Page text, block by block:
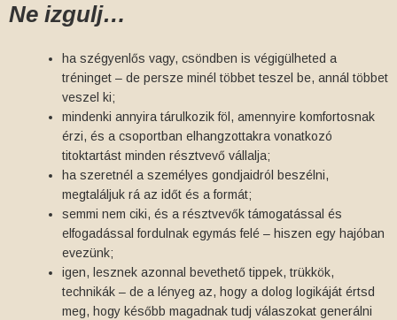
Ne izgulj…
ha szégyenlős vagy, csöndben is végigülheted a
tréninget – de persze minél többet teszel be, annál többet
veszel ki;
mindenki annyira tárulkozik föl, amennyire komfortosnak
érzi, és a csoportban elhangzottakra vonatkozó
titoktartást minden résztvevő vállalja;
ha szeretnél a személyes gondjaidról beszélni,
megtaláljuk rá az időt és a formát;
semmi nem ciki, és a résztvevők támogatással és
elfogadással fordulnak egymás felé – hiszen egy hajóban
evezünk;
igen, lesznek azonnal bevethető tippek, trükkök,
technikák – de a lényeg az, hogy a dolog logikáját értsd
meg, hogy később magadnak tudj válaszokat generálni